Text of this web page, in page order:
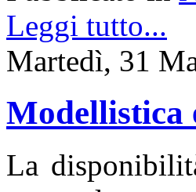
Leggi tutto...
Martedì, 31
Modellistica
La